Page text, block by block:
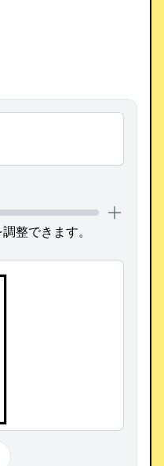
整できます。